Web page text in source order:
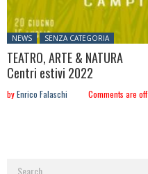
Posted in:
NEWS SENZA CATEGORIA
TEATRO, ARTE & NATURA
Centri estivi 2022
byEnrico Falaschi Comments are off
Search